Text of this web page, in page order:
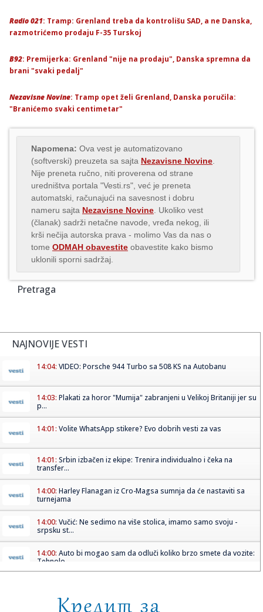
Radio 021: Tramp: Grenland treba da kontrolišu SAD, a ne Danska,
razmotrićemo prodaju F-35 Turskoj
B92: Premijerka: Grenland "nije na prodaju", Danska spremna da
brani "svaki pedalj"
Nezavisne Novine: Tramp opet želi Grenland, Danska poručila:
"Branićemo svaki centimetar"
Napomena: Ova vest je automatizovano
(softverski) preuzeta sa sajta Nezavisne Novine
Nije preneta ručno, niti proverena od strane
uredništva portala "Vesti.rs", već je preneta
automatski, računajući na savesnost i dobru
nameru sajta Nezavisne Novine . Ukoliko vest
(članak) sadrži netačne navode, vređa nekog, ili
krši nečija autorska prava - molimo Vas da nas o
tome ODMAH obavestite obavestite kako bismo
uklonili sporni sadržaj.
Pretraga
NAJNOVIJE VESTI
14:04: VIDEO: Porsche 944 Turbo sa 508 KS na Autobanu
14:03: Plakati za horor "Mumija" zabranjeni u Velikoj Britaniji jer su
p...
14:01: Volite WhatsApp stikere? Evo dobrih vesti za vas
14:01: Srbin izbačen iz ekipe: Trenira individualno i čeka na
transfer...
14:00: Harley Flanagan iz Cro-Magsa sumnja da će nastaviti sa
turnejama
14:00: Vučić: Ne sedimo na više stolica, imamo samo svoju -
srpsku st...
14:00: Auto bi mogao sam da odluči koliko brzo smete da vozite:
Tehnolo...